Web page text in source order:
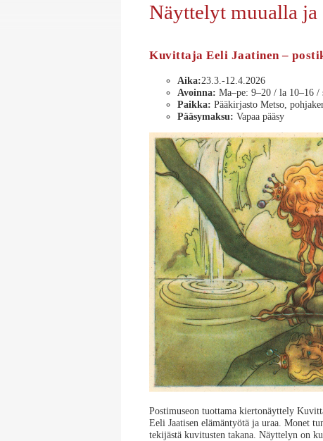
Näyttelyt muualla
Kuvittaja Eeli Jaatinen –
Aika:23.3.-12.4.2026
Avoinna: Ma–pe: 9–20 / la 10–16 /
Paikka: Pääkirjasto Metso,
Pääsymaksu: Vapaa pääsy
Postimuseon tuottama kiertonäyttely
Eeli Jaatisen elämäntyötä ja uraa. Monet
tekijästä kuvitusten takana. Näyttelyn on